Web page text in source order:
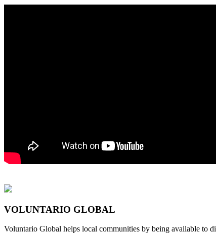
VOLUNTARIO GLOBAL
Voluntario Global helps local communities by being available to